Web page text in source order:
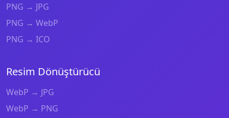
PNG → JPG
PNG → WebP
PNG → ICO
Resim Dönüştürücü
WebP → JPG
WebP → PNG